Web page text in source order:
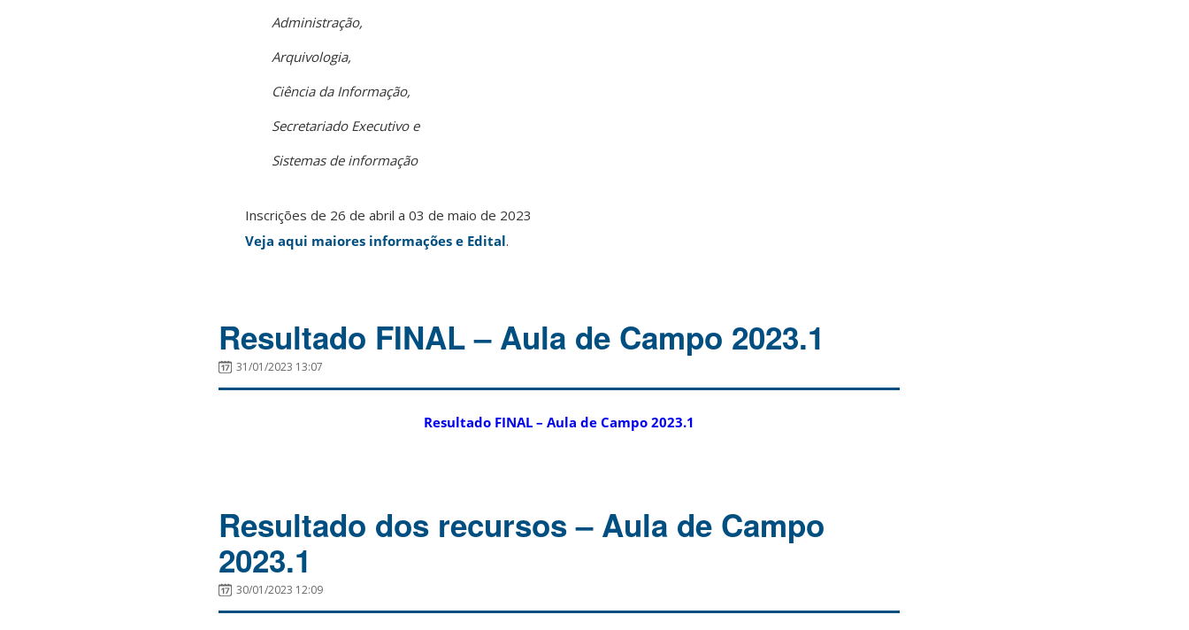
Administração,
Arquivologia,
Ciência da Informação,
Secretariado Executivo e
Sistemas de informação
Inscrições de 26 de abril a 03 de maio de 2023
Veja aqui maiores informações e Edital.
Resultado FINAL – Aula de Campo 2023.1
31/01/2023 13:07
Resultado FINAL – Aula de Campo 2023.1
Resultado dos recursos – Aula de Campo
2023.1
30/01/2023 12:09